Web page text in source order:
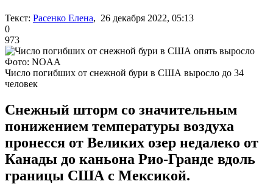
Текст: Расенко Елена, 26 декабря 2022, 05:13
0
973
Фото: NOAA
Число погибших от снежной бури в США выросло до 34
человек
Снежный шторм со значительным
понижением температуры воздуха
пронесся от Великих озер недалеко от
Канады до каньона Рио-Гранде вдоль
границы США с Мексикой.